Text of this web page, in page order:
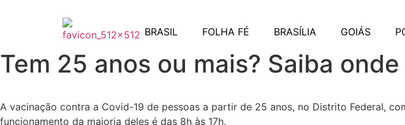
BRASIL FOLHA FÉ BRASÍLIA GOIÁS
Tem 25 anos ou mais? Saiba
A vacinação contra a Covid-19 de pessoas a partir de 25 anos, no Distrito Federal,
funcionamento da maioria deles é das 8h às 17h.